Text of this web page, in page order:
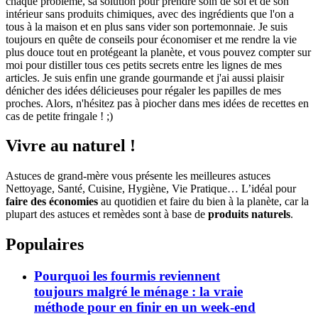
intérieur sans produits chimiques, avec des ingrédients que l'on a
tous à la maison et en plus sans vider son portemonnaie. Je suis
toujours en quête de conseils pour économiser et me rendre la vie
plus douce tout en protégeant la planète, et vous pouvez compter sur
moi pour distiller tous ces petits secrets entre les lignes de mes
articles. Je suis enfin une grande gourmande et j'ai aussi plaisir
dénicher des idées délicieuses pour régaler les papilles de mes
proches. Alors, n'hésitez pas à piocher dans mes idées de recettes en
cas de petite fringale ! ;)
Vivre au naturel !
Astuces de grand-mère vous présente les meilleures astuces
Nettoyage, Santé, Cuisine, Hygiène, Vie Pratique… L’idéal pour
faire des économies au quotidien et faire du bien à la planète, car la
plupart des astuces et remèdes sont à base de produits naturels.
Populaires
Pourquoi les fourmis reviennent
toujours malgré le ménage : la vraie
méthode pour en finir en un week-end